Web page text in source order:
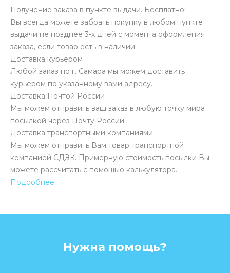
Получение заказа в пункте выдачи. Бесплатно!
Вы всегда можете забрать покупку в любом пункте
выдачи не позднее 3-х дней с момента оформления
заказа, если товар есть в наличии.
Доставка курьером
Любой заказ по г. Самара мы можем доставить
курьером по указанному вами адресу.
Доставка Почтой России
Мы можем отправить ваш заказ в любую точку мира
посылкой через Почту России.
Доставка транспортными компаниями
Мы можем отправить Вам товар транспортной
компанией СДЭК. Примерную стоимость посылки Вы
можете рассчитать с помощью калькулятора.
Подробнее
Нужна помощь?